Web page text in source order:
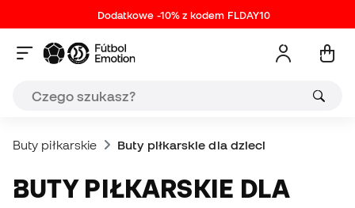
Dodatkowe -10% z kodem FLDAY10
Buty piłkarskie Buty piłkarskie dla dzieci
BUTY PIŁKARSKIE DLA